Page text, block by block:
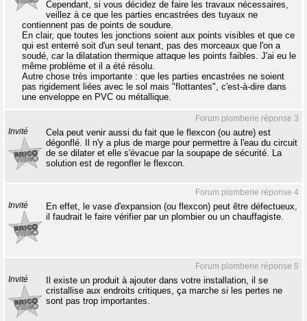
Cependant, si vous décidez de faire les travaux nécessaires,
veillez à ce que les parties encastrées des tuyaux ne
contiennent pas de points de soudure.
En clair, que toutes les jonctions soient aux points visibles et que ce
qui est enterré soit d'un seul tenant, pas des morceaux que l'on a
soudé, car la dilatation thermique attaque les points faibles. J'ai eu le
même problème et il a été résolu.
Autre chose très importante : que les parties encastrées ne soient
pas rigidement liées avec le sol mais "flottantes", c'est-à-dire dans
une enveloppe en PVC ou métallique.
Forum plomberie réponse 3
Invité
Cela peut venir aussi du fait que le flexcon (ou autre) est
dégonflé. Il n'y a plus de marge pour permettre à l'eau du circuit
de se dilater et elle s'évacue par la soupape de sécurité. La
solution est de regonfler le flexcon.
Forum plomberie réponse 4
Invité
En effet, le vase d'expansion (ou flexcon) peut être défectueux,
il faudrait le faire vérifier par un plombier ou un chauffagiste.
Forum plomberie réponse 5
Invité
Il existe un produit à ajouter dans votre installation, il se
cristallise aux endroits critiques, ça marche si les pertes ne
sont pas trop importantes.